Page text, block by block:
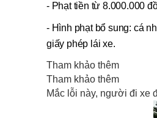
- Phạt tiền từ 8.000.000
- Hình phạt bổ sung: cá
giấy phép lái xe.
Tham khảo thêm
Tham khảo thêm
Mắc lỗi này, người đi xe